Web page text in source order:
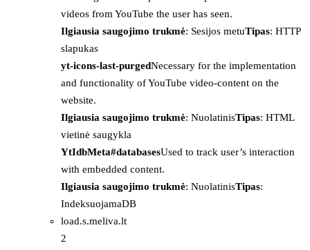
videos from YouTube the user has seen.
Ilgiausia saugojimo trukmė: Sesijos metuTipas: HTTP
slapukas
yt-icons-last-purgedNecessary for the implementation
and functionality of YouTube video-content on the
website.
Ilgiausia saugojimo trukmė: NuolatinisTipas: HTML
vietinė saugykla
YtIdbMeta#databasesUsed to track user’s interaction
with embedded content.
Ilgiausia saugojimo trukmė: NuolatinisTipas:
IndeksuojamaDB
load.s.meliva.lt
2